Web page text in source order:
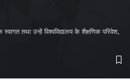
तथा उन्हें विश्वविद्यालय के शैक्षणिक परिवेश,